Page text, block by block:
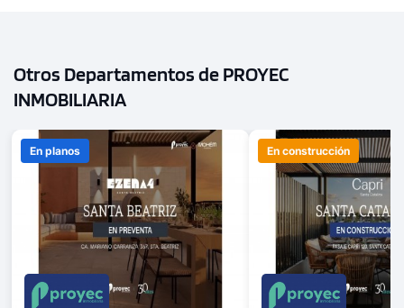
Otros Departamentos de PROYEC
INMOBILIARIA
En planos En construcción